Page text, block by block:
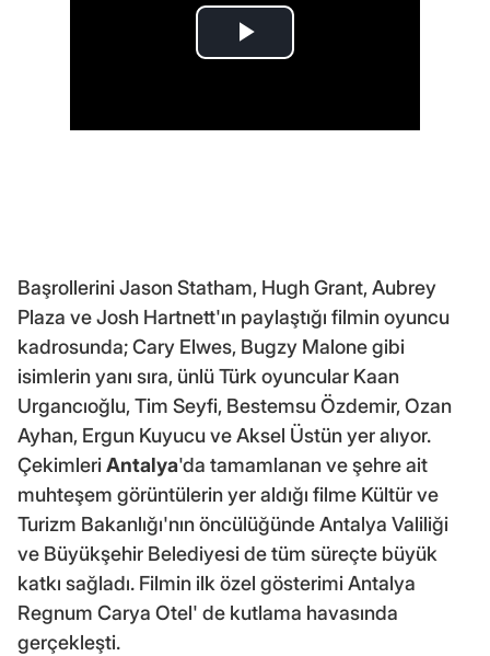
Başrollerini Jason Statham, Hugh Grant, Aubrey
Plaza ve Josh Hartnett'ın paylaştığı filmin oyuncu
kadrosunda; Cary Elwes, Bugzy Malone gibi
isimlerin yanı sıra, ünlü Türk oyuncular Kaan
Urgancıoğlu, Tim Seyfi, Bestemsu Özdemir, Ozan
Ayhan, Ergun Kuyucu ve Aksel Üstün yer alıyor.
ÇekimleriAntalya'da tamamlanan ve şehre ait
muhteşem görüntülerin yer aldığı filme Kültür ve
Turizm Bakanlığı'nın öncülüğünde Antalya Valiliği
ve Büyükşehir Belediyesi de tüm süreçte büyük
katkı sağladı. Filmin ilk özel gösterimi Antalya
Regnum Carya Otel' de kutlama havasında
gerçekleşti.